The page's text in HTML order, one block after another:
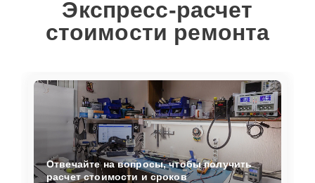
Экспресс-расчет
стоимости ремонта
Отвечайте на вопросы, чтобы получить
расчет стоимости и сроков